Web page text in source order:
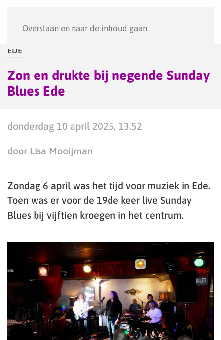
Overslaan en naar de inhoud gaan
EDE
Zon en drukte bij negende Sunday
Blues Ede
donderdag 10 april 2025, 13.52
door Lisa Mooijman
Zondag 6 april was het tijd voor muziek in Ede.
Toen was er voor de 19de keer live Sunday
Blues bij vijftien kroegen in het centrum.